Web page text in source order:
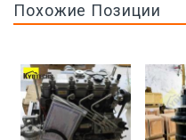
Похожие Позиции